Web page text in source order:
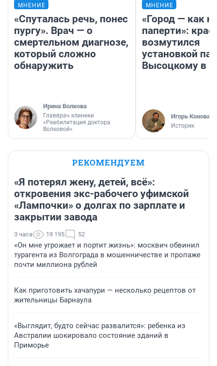
МНЕНИЕ
«Спуталась речь, понес
пургу». Врач — о
смертельном диагнозе,
который сложно
обнаружить
Ирина Волкова
Главврач клиники
«Реабилитация доктора
Волковой»
МНЕНИЕ
«Город — как
паперти»:
возмутился
установкой
Высоцкому в
Игорь
Историк
РЕКОМЕНДУЕМ
«Я потерял жену, детей, всё»:
откровения экс-рабочего уфимской
«Лампочки» о долгах по зарплате и
закрытии завода
3 часа 19 195 52
«Он мне угрожает и портит жизнь»: москвич обвинил
турагента из Волгограда в мошенничестве и пропаже
почти миллиона рублей
Как приготовить хачапури — несколько рецептов от
жительницы Барнаула
«Выглядит, будто сейчас развалится»: ребенка из
Австралии шокировало состояние зданий в
Приморье